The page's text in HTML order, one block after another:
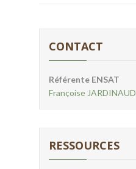
CONTACT
Référente ENSAT
Françoise JARDINAUD
RESSOURCES